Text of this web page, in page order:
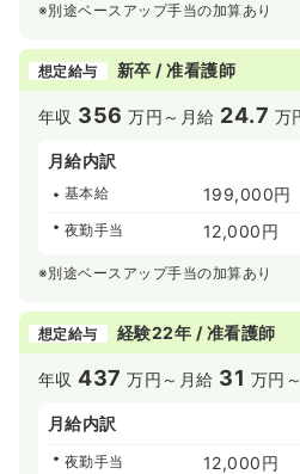
※別途ベースアップ手当の加算あり
想定給与 新卒 / 准看護師
年収 356 万円～ 月給 24.7 万
月給内訳
基本給 199,000円
夜勤手当 12,000円
※別途ベースアップ手当の加算あり
想定給与 経験22年 / 准看護師
年収437 万円～ 月給 31 万円～
月給内訳
夜勤手当 12,000円